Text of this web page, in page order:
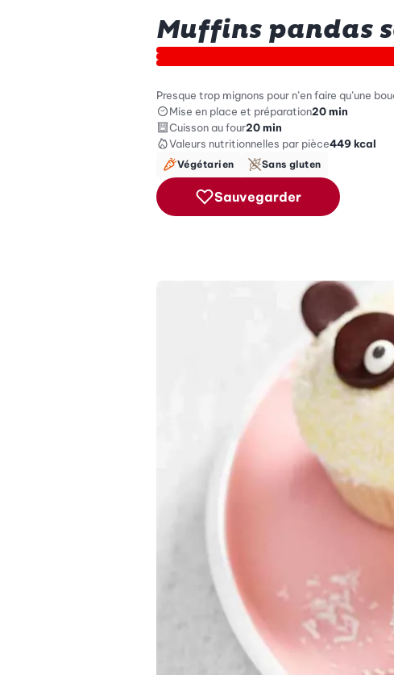
Muffins pandas
Presque trop mignons pour n’en faire qu’une
Mise en place et préparation20 min
Cuisson au four20 min
Valeurs nutritionnelles par pièce449 kcal
Végétarien Sans gluten
Sauvegarder